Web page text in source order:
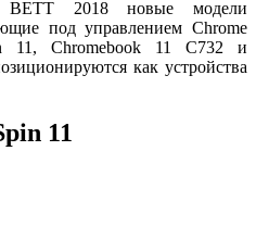
BETT 2018 новые модели
под управлением Chrome
11, Chromebook 11 C732 и
как устройства
11